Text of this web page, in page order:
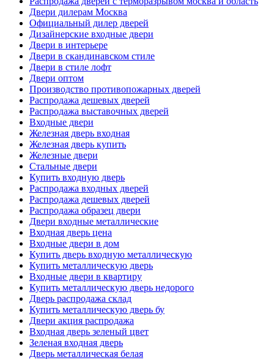
Двери дилерам Москва
Официальный дилер дверей
Дизайнерские входные двери
Двери в интерьере
Двери в скандинавском стиле
Двери в стиле лофт
Двери оптом
Производство противопожарных дверей
Распродажа дешевых дверей
Распродажа выставочных дверей
Входные двери
Железная дверь входная
Железная дверь купить
Железные двери
Стальные двери
Купить входную дверь
Распродажа входных дверей
Распродажа дешевых дверей
Распродажа образец двери
Двери входные металлические
Входная дверь цена
Входные двери в дом
Купить дверь входную металлическую
Купить металлическую дверь
Входные двери в квартиру
Купить металлическую дверь недорого
Дверь распродажа склад
Купить металлическую дверь бу
Двери акция распродажа
Входная дверь зеленый цвет
Зеленая входная дверь
Дверь металлическая белая